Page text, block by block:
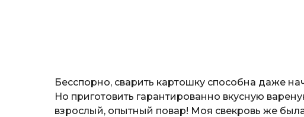
Бесспорно, сварить картошку способна даже
Но приготовить гарантированно вкусную
взрослый, опытный повар! Моя свекровь же